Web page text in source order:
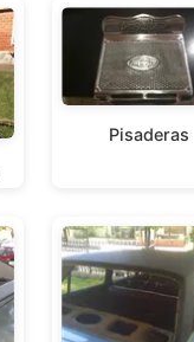
Pisaderas